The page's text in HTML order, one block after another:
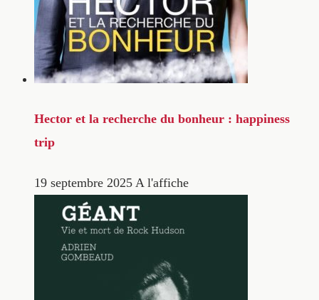
Hector et la recherche du bonheur : happiness
trip
19 septembre 2025 A l'affiche